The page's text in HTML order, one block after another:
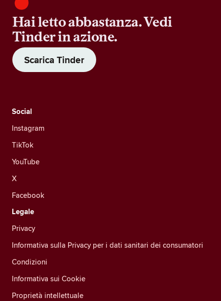
Hai letto abbastanza. Vedi
Tinder in azione.
Scarica Tinder
Social
Instagram
TikTok
YouTube
X
Facebook
Legale
Privacy
Informativa sulla Privacy per i dati sanitari dei consumatori
Condizioni
Informativa sui Cookie
Proprietà intellettuale